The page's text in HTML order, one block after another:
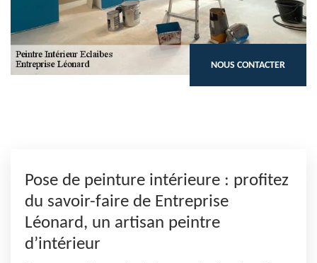
NOUS CONTACTER
Pose de peinture intérieure : profitez
du savoir-faire de Entreprise
Léonard, un artisan peintre
d’intérieur